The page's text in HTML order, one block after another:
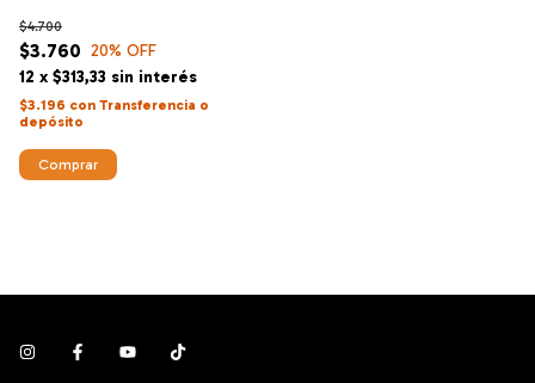
$3.760
$4.700
20% OFF
12 x $313,33 sin interés
$3.196 con Transferencia o
depósito
Comprar